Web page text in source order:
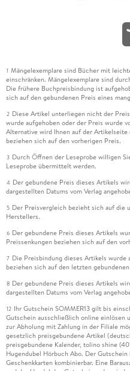
1 Mängelexemplare sind Bücher mit
einschränken. Mängelexemplare sind
Die frühere Buchpreisbindung ist
sich auf den gebundenen Preis eines
2 Diese Artikel unterliegen nicht der
wurde aufgehoben oder der Preis wurde
Alternative wird Ihnen auf der Artikelseite
beziehen sich auf den vorherigen Preis.
3 Durch Öffnen der Leseprobe willigen
Leseprobe übermittelt werden.
4 Der gebundene Preis dieses Artikels
dargestellten Datums vom Verlag
5 Der Preisvergleich bezieht sich auf die
Herstellers.
6 Der gebundene Preis dieses Artikels
Preissenkungen beziehen sich auf den
7 Die Preisbindung dieses Artikels wurde
beziehen sich auf den letzten
8 Der gebundene Preis dieses Artikels
dargestellten Datums vom Verlag
12 Ihr Gutschein SOMMER13 gilt bis
Gutschein ausschließlich online einlösen
zur Abholung mit Zahlung in der Filiale
gesetzlich preisgebundene Artikel
preisgebundene Kalender, tolino shine
Hugendubel Hörbuch Abo. Der
Geschenkkarten kombinierbar. Eine